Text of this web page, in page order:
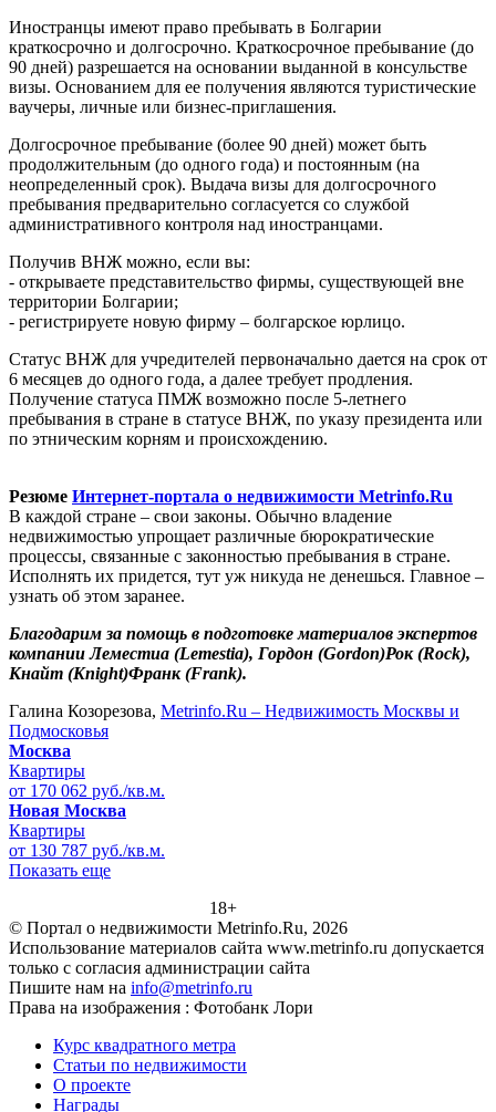
Иностранцы имеют право пребывать в Болгарии
краткосрочно и долгосрочно. Краткосрочное пребывание (до
90 дней) разрешается на основании выданной в консульстве
визы. Основанием для ее получения являются туристические
ваучеры, личные или бизнес-приглашения.
Долгосрочное пребывание (более 90 дней) может быть
продолжительным (до одного года) и постоянным (на
неопределенный срок). Выдача визы для долгосрочного
пребывания предварительно согласуется со службой
административного контроля над иностранцами.
Получив ВНЖ можно, если вы:
- открываете представительство фирмы, существующей вне
территории Болгарии;
- регистрируете новую фирму – болгарское юрлицо.
Статус ВНЖ для учредителей первоначально дается на срок от
6 месяцев до одного года, а далее требует продления.
Получение статуса ПМЖ возможно после 5-летнего
пребывания в стране в статусе ВНЖ, по указу президента или
по этническим корням и происхождению.
Резюме Интернет-портала о недвижимости Metrinfo.Ru
В каждой стране – свои законы. Обычно владение
недвижимостью упрощает различные бюрократические
процессы, связанные с законностью пребывания в стране.
Исполнять их придется, тут уж никуда не денешься. Главное –
узнать об этом заранее.
Благодарим за помощь в подготовке материалов экспертов
компании Леместиа (Lemestia), Гордон (Gordon)Рок (Rock),
Кнайт (Knight)Франк (Frank).
Галина Козорезова, Metrinfo.Ru – Недвижимость Москвы и
Подмосковья
Москва
Квартиры
от 170 062 руб./кв.м.
Новая Москва
Квартиры
от 130 787 руб./кв.м.
Показать еще
18+
© Портал о недвижимости Metrinfo.Ru, 2026
Использование материалов сайта www.metrinfo.ru допускается
только с согласия администрации сайта
Пишите нам на info@metrinfo.ru
Права на изображения : Фотобанк Лори
Курс квадратного метра
Статьи по недвижимости
О проекте
Награды